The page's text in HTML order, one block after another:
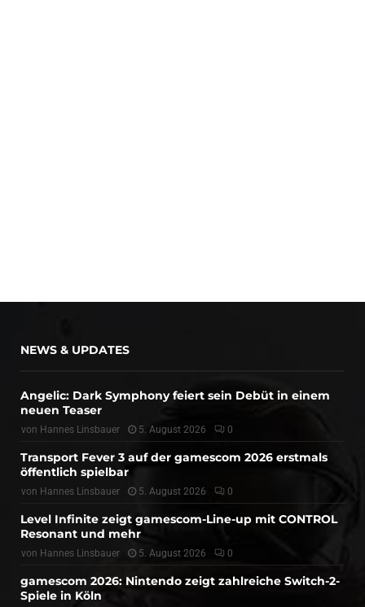
NEWS & UPDATES
Angelic: Dark Symphony feiert sein Debüt in einem
neuen Teaser
von Hannes Linsbauer 5. August 2026 0
Transport Fever 3 auf der gamescom 2026 erstmals
öffentlich spielbar
von Hannes Linsbauer 5. August 2026 0
Level Infinite zeigt gamescom-Line-up mit CONTROL
Resonant und mehr
von Hannes Linsbauer 5. August 2026 0
gamescom 2026: Nintendo zeigt zahlreiche Switch-2-
Spiele in Köln